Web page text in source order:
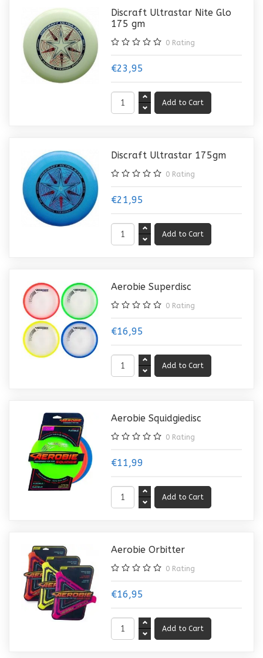
Discraft Ultrastar Nite Glo
175 gm
0 Rating
€23,95
Discraft Ultrastar 175gm
0 Rating
€21,95
Aerobie Superdisc
0 Rating
€16,95
Aerobie Squidgiedisc
0 Rating
€11,99
Aerobie Orbitter
0 Rating
€16,95